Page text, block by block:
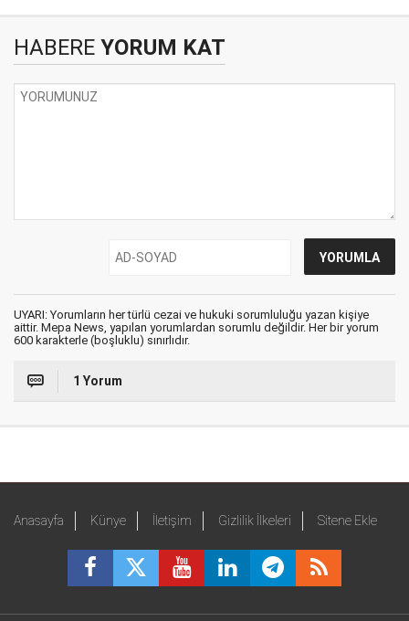
HABERE YORUM KAT
UYARI: Yorumların her türlü cezai ve hukuki sorumluluğu yazan kişiye
aittir. Mepa News, yapılan yorumlardan sorumlu değildir. Her bir yorum
600 karakterle (boşluklu) sınırlıdır.
1 Yorum
Anasayfa Künye İletişim Gizlilik İlkeleri Sitene Ekle